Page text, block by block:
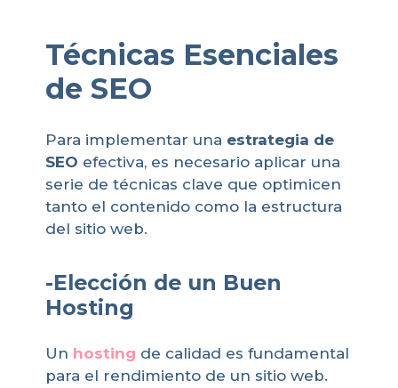
Técnicas Esenciales
de SEO
Para implementar una estrategia de
SEO efectiva, es necesario aplicar una
serie de técnicas clave que optimicen
tanto el contenido como la estructura
del sitio web.
-Elección de un Buen
Hosting
Un hosting de calidad es fundamental
para el rendimiento de un sitio web.